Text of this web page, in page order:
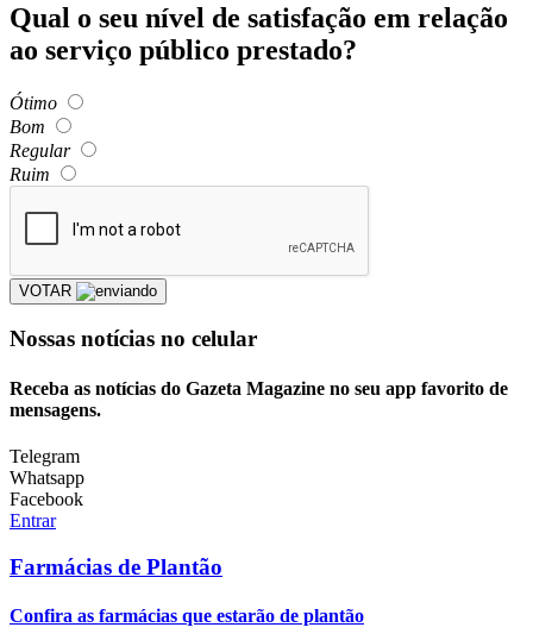
Qual o seu nível de satisfação em relação
ao serviço público prestado?
Ótimo
Bom
Regular
Ruim
VOTAR
Nossas notícias no celular
Receba as notícias do Gazeta Magazine no seu app favorito de
mensagens.
Telegram
Whatsapp
Facebook
Entrar
Farmácias de Plantão
Confira as farmácias que estarão de plantão